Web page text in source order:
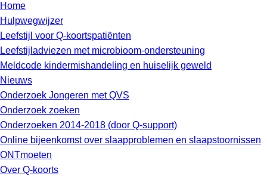
Home
Hulpwegwijzer
Leefstijl voor Q-koortspatiënten
Leefstijladviezen met microbioom-ondersteuning
Meldcode kindermishandeling en huiselijk geweld
Nieuws
Onderzoek Jongeren met QVS
Onderzoek zoeken
Onderzoeken 2014-2018 (door Q-support)
Online bijeenkomst over slaapproblemen en slaapstoornissen
ONTmoeten
Over Q-koorts